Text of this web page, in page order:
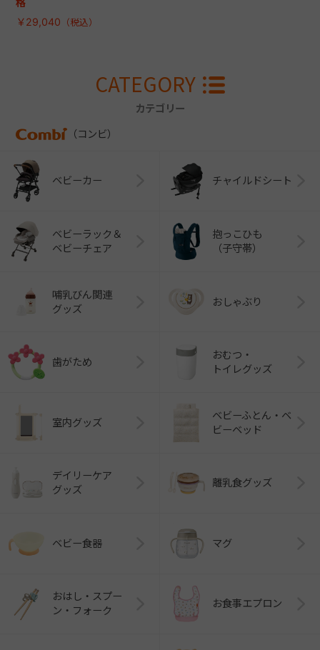
格
￥29,040
CATEGORY
カテゴリー
（コンビ）
ベビーカー チャイルドシート
ベビーラック＆
ベビーチェア
抱っこひも
（子守帯）
哺乳びん関連
グッズ
おしゃぶり
歯がため
おむつ・
トイレグッズ
室内グッズ
ベビーふとん・ベ
ビーベッド
デイリーケア
グッズ
離乳食グッズ
ベビー食器 マグ
おはし・スプー
ン・フォーク
お食事エプロン